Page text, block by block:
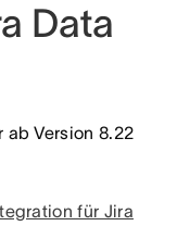
Data
ab Version 8.22
für Jira